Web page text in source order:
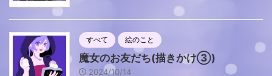
すべて 絵のこと
魔女のお友だち(描きかけ③)
2024/10/14